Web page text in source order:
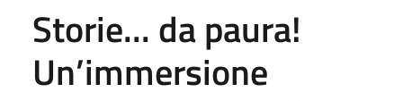
Storie... da paura!
Un’immersione